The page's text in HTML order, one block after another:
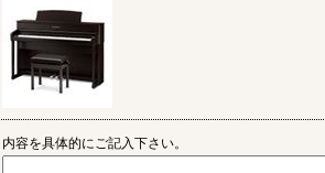
内容を具体的にご記入下さい。